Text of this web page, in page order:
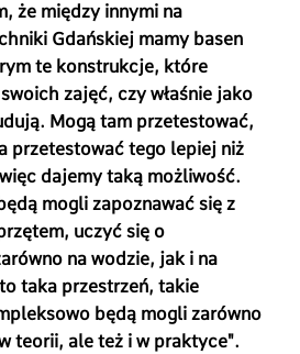
że między innymi na
Gdańskiej mamy basen
te konstrukcje, które
zajęć, czy właśnie jako
Mogą tam przetestować,
przetestować tego lepiej niż
dajemy taką możliwość.
mogli zapoznawać się z
uczyć się o
na wodzie, jak i na
taka przestrzeń, takie
będą mogli zarówno
teorii, ale też i w praktyce".